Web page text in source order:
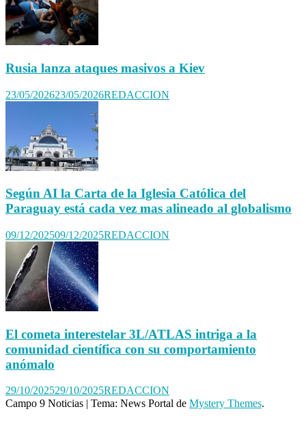
Rusia lanza ataques masivos a Kiev
23/05/202623/05/2026REDACCION
Según AI la Carta de la Iglesia Católica del
Paraguay está cada vez mas alineado al globalismo
09/12/202509/12/2025REDACCION
El cometa interestelar 3L/ATLAS intriga a la
comunidad científica con su comportamiento
anómalo
29/10/202529/10/2025REDACCION
Campo 9 Noticias | Tema: News Portal de Mystery Themes.